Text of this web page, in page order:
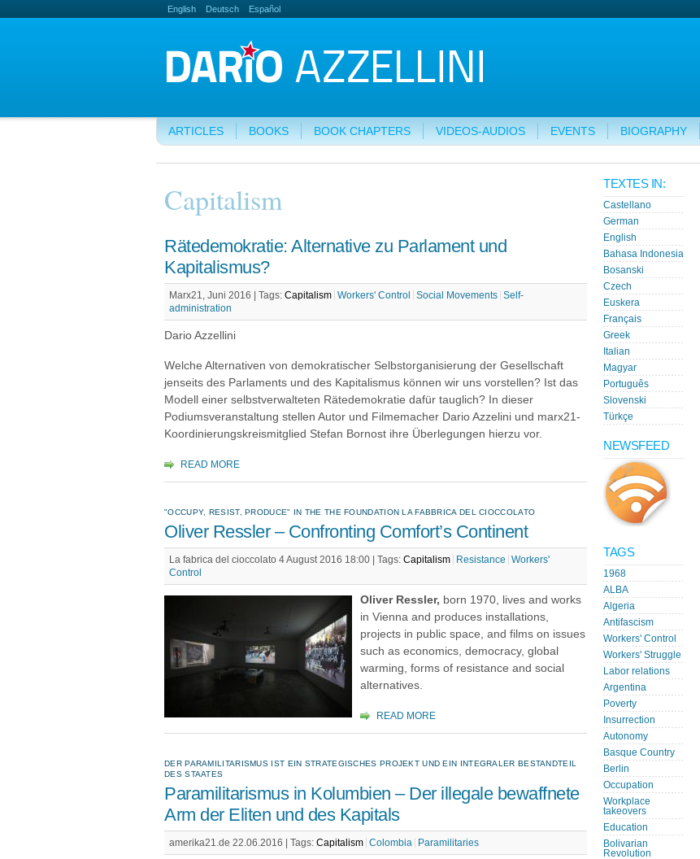
English Deutsch Español
ARTICLES BOOKS BOOK CHAPTERS VIDEOS-AUDIOS EVENTS BIOGRAPHY
Capitalism
Rätedemokratie: Alternative zu Parlament und
Kapitalismus?
Marx21, Juni 2016 | Tags: Capitalism Workers' Control Social Movements Self-
administration
Dario Azzellini
Welche Alternativen von demokratischer Selbstorganisierung der Gesellschaft
jenseits des Parlaments und des Kapitalismus können wir uns vorstellen? Ist das
Modell einer selbstverwalteten Rätedemokratie dafür tauglich? In dieser
Podiumsveranstaltung stellen Autor und Filmemacher Dario Azzelini und marx21-
Koordinierungskreismitglied Stefan Bornost ihre Überlegungen hierzu vor.
READ MORE
"OCCUPY, RESIST, PRODUCE" IN THE THE FOUNDATION LA FABBRICA DEL CIOCCOLATO
Oliver Ressler – Confronting Comfort’s Continent
La fabrica del cioccolato 4 August 2016 18:00 | Tags: Capitalism Resistance
Workers'
Control
Oliver Ressler, born 1970, lives and works
in Vienna and produces installations,
projects in public space, and films on issues
such as economics, democracy, global
warming, forms of resistance and social
alternatives.
READ MORE
DER PARAMILITARISMUS IST EIN STRATEGISCHES PROJEKT UND EIN INTEGRALER BESTANDTEIL
DES STAATES
Paramilitarismus in Kolumbien – Der illegale bewaffnete
Arm der Eliten und des Kapitals
amerika21.de 22.06.2016 | Tags: Capitalism Colombia Paramilitaries
TEXTES IN:
Castellano
German
English
Bahasa Indonesia
Bosanski
Czech
Euskera
Français
Greek
Italian
Magyar
Português
Slovenski
Türkçe
NEWSFEED
TAGS
1968
ALBA
Algeria
Antifascism
Workers' Control
Workers' Struggle
Labor relations
Argentina
Poverty
Insurrection
Autonomy
Basque Country
Berlin
Occupation
Workplace
takeovers
Education
Bolivarian
Revolution